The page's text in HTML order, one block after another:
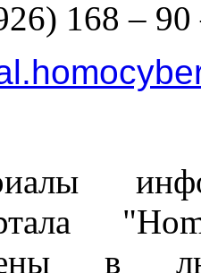
168 – 90
в